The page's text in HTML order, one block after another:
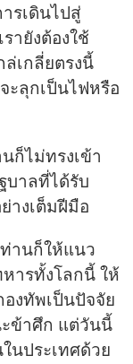
รเดินไปสู่
ายังต้องใช้
ล่เกลี่ยตรงนี้
ะลุกเป็นไฟหรือ
ก็ไม่ทรงเข้า
บาลที่ได้รับ
างเต็มฝีมือ
านก็ให้แนว
ารทั้งโลกนี้ ให้
งทัพเป็นปัจจัย
ะข้าศึก แต่วันนี้
นประเทศด้วย